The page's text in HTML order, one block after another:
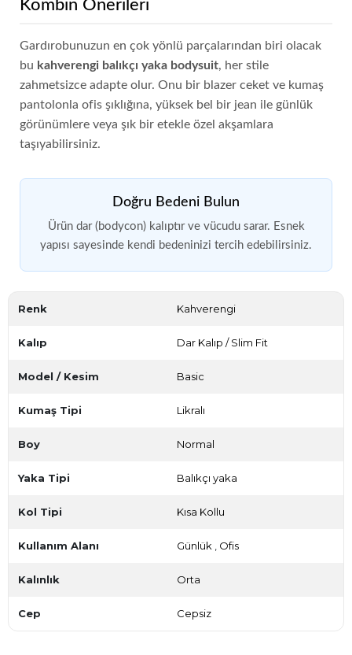
Kombin Önerileri
Gardırobunuzun en çok yönlü parçalarından biri olacak
bu kahverengi balıkçı yaka bodysuit, her stile
zahmetsizce adapte olur. Onu bir blazer ceket ve kumaş
pantolonla ofis şıklığına, yüksek bel bir jean ile günlük
görünümlere veya şık bir etekle özel akşamlara
taşıyabilirsiniz.
Doğru Bedeni Bulun
Ürün dar (bodycon) kalıptır ve vücudu sarar. Esnek
yapısı sayesinde kendi bedeninizi tercih edebilirsiniz.
Renk Kahverengi
Kalıp Dar Kalıp / Slim Fit
Model / Kesim Basic
Kumaş Tipi Likralı
Boy Normal
Yaka Tipi Balıkçı yaka
Kol Tipi Kısa Kollu
Kullanım Alanı Günlük Ofis
Kalınlık Orta
Cep Cepsiz